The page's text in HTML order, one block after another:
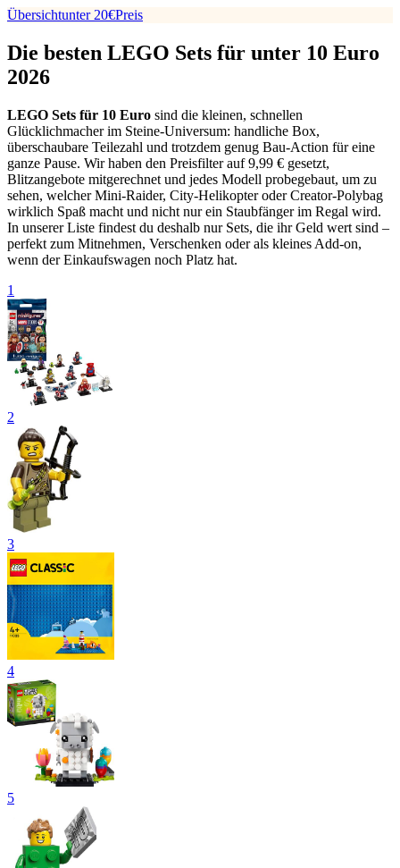
Übersichtunter 20€Preis
Die besten LEGO Sets für unter 10 Euro
2026
LEGO Sets für 10 Euro sind die kleinen, schnellen
Glücklichmacher im Steine-Universum: handliche Box,
überschaubare Teilezahl und trotzdem genug Bau-Action für eine
ganze Pause. Wir haben den Preisfilter auf 9,99 € gesetzt,
Blitzangebote mitgerechnet und jedes Modell probegebaut, um zu
sehen, welcher Mini-Raider, City-Helikopter oder Creator-Polybag
wirklich Spaß macht und nicht nur ein Staubfänger im Regal wird.
In unserer Liste findest du deshalb nur Sets, die ihr Geld wert sind –
perfekt zum Mitnehmen, Verschenken oder als kleines Add-on,
wenn der Einkaufswagen noch Platz hat.
1
2
3
4
5